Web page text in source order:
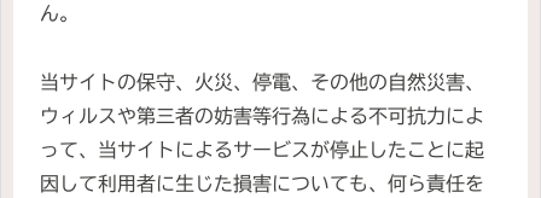
ん。
当サイトの保守、火災、停電、その他の自然災害、
ウィルスや第三者の妨害等行為による不可抗力によ
って、当サイトによるサービスが停止したことに起
因して利用者に生じた損害についても、何ら責任を